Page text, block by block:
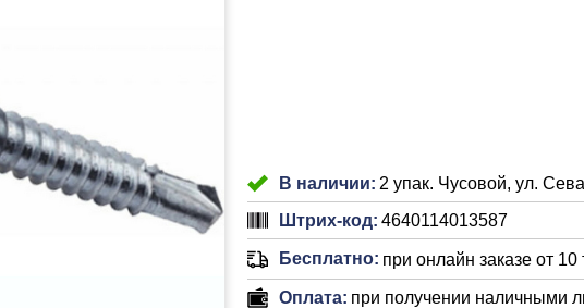
В наличии: 2 упак. Чусовой, ул.
Штрих-код: 4640114013587
Бесплатно: при онлайн заказе от
Оплата: при получении наличными